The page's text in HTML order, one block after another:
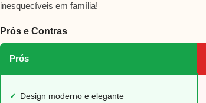
inesquecíveis em família!
Prós e Contras
Prós
✓ Design moderno e elegante